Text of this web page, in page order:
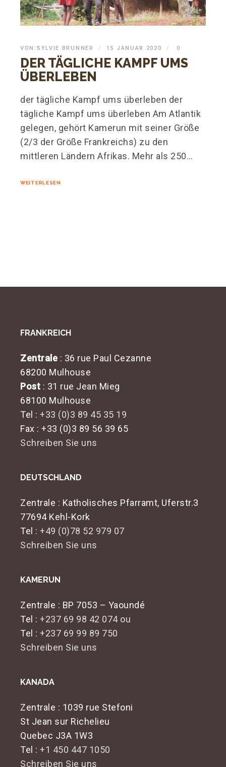
VON: SYLVIE BRUNNER 15 JANUAR 2020 0
DER TÄGLICHE KAMPF UMS
ÜBERLEBEN
der tägliche Kampf ums überleben der
tägliche Kampf ums überleben Am Atlantik
gelegen, gehört Kamerun mit seiner Größe
(2/3 der Größe Frankreichs) zu den
mittleren Ländern Afrikas. Mehr als 250…
WEITERLESEN
FRANKREICH
Zentrale : 36 rue Paul Cezanne
68200 Mulhouse
Post : 31 rue Jean Mieg
68100 Mulhouse
Tel : +33 (0)3 89 45 35 19
Fax : +33 (0)3 89 56 39 65
Schreiben Sie uns
DEUTSCHLAND
Zentrale : Katholisches Pfarramt, Uferstr.3
77694 Kehl-Kork
Tel : +49 (0)78 52 979 07
Schreiben Sie uns
KAMERUN
Zentrale : BP 7053 – Yaoundé
Tel : +237 69 98 42 074 ou
Tel : +237 69 99 89 750
Schreiben Sie uns
KANADA
Zentrale : 1039 rue Stefoni
St Jean sur Richelieu
Quebec J3A 1W3
Tel : +1 450 447 1050
Schreiben Sie uns